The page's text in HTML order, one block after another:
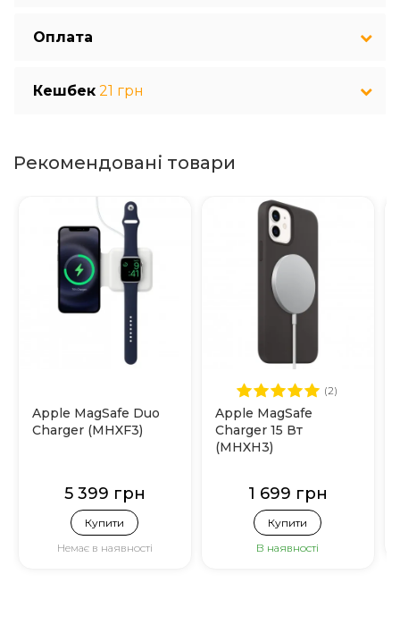
Оплата
Кешбек 21 грн
Рекомендовані товари
Apple MagSafe Duo
Charger (MHXF3)
5 399 грн
Купити
Немає в наявності
(2)
Apple MagSafe
Charger 15 Вт
(MHXH3)
1 699 грн
Купити
В наявності